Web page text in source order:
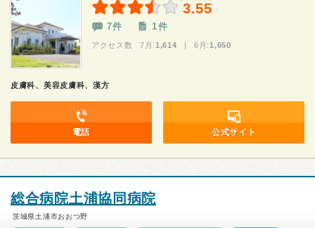
3.55
7件 1件
アクセス数 7月: 1,614 | 6月: 1,650
皮膚科、美容皮膚科、漢方
電話 公式サイト
総合病院土浦協同病院
茨城県土浦市おおつ野